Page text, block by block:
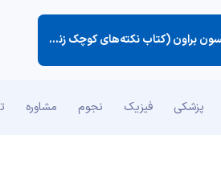
براون (کتاب نکته‌های کوچک زندگی)
پزشکی فیزیک نجوم مشاوره